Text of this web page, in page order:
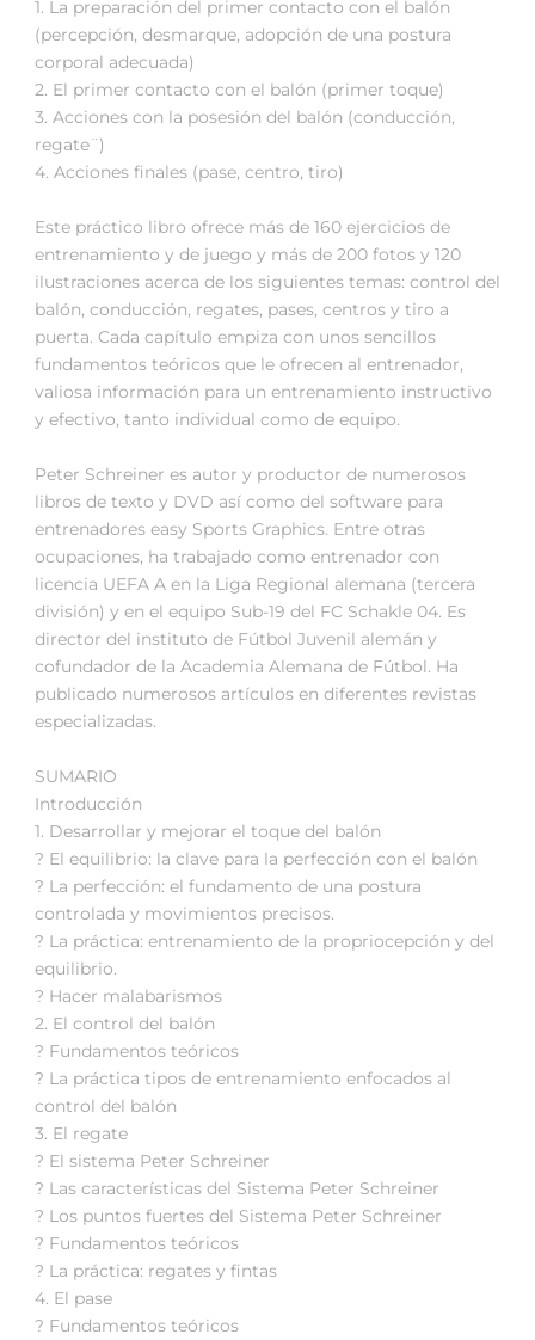
1. La preparación del primer contacto con el balón
(percepción, desmarque, adopción de una postura
corporal adecuada)
2. El primer contacto con el balón (primer toque)
3. Acciones con la posesión del balón (conducción,
regate¨)
4. Acciones finales (pase, centro, tiro)
Este práctico libro ofrece más de 160 ejercicios de
entrenamiento y de juego y más de 200 fotos y 120
ilustraciones acerca de los siguientes temas: control del
balón, conducción, regates, pases, centros y tiro a
puerta. Cada capítulo empiza con unos sencillos
fundamentos teóricos que le ofrecen al entrenador,
valiosa información para un entrenamiento instructivo
y efectivo, tanto individual como de equipo.
Peter Schreiner es autor y productor de numerosos
libros de texto y DVD así como del software para
entrenadores easy Sports Graphics. Entre otras
ocupaciones, ha trabajado como entrenador con
licencia UEFA A en la Liga Regional alemana (tercera
división) y en el equipo Sub-19 del FC Schakle 04. Es
director del instituto de Fútbol Juvenil alemán y
cofundador de la Academia Alemana de Fútbol. Ha
publicado numerosos artículos en diferentes revistas
especializadas.
SUMARIO
Introducción
1. Desarrollar y mejorar el toque del balón
? El equilibrio: la clave para la perfección con el balón
? La perfección: el fundamento de una postura
controlada y movimientos precisos.
? La práctica: entrenamiento de la propriocepción y del
equilibrio.
? Hacer malabarismos
2. El control del balón
? Fundamentos teóricos
? La práctica tipos de entrenamiento enfocados al
control del balón
3. El regate
? El sistema Peter Schreiner
? Las características del Sistema Peter Schreiner
? Los puntos fuertes del Sistema Peter Schreiner
? Fundamentos teóricos
? La práctica: regates y fintas
4. El pase
? Fundamentos teóricos